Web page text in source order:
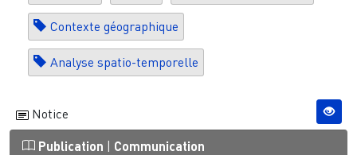
Contexte géographique
Analyse spatio-temporelle
Notice
Publication | Communication